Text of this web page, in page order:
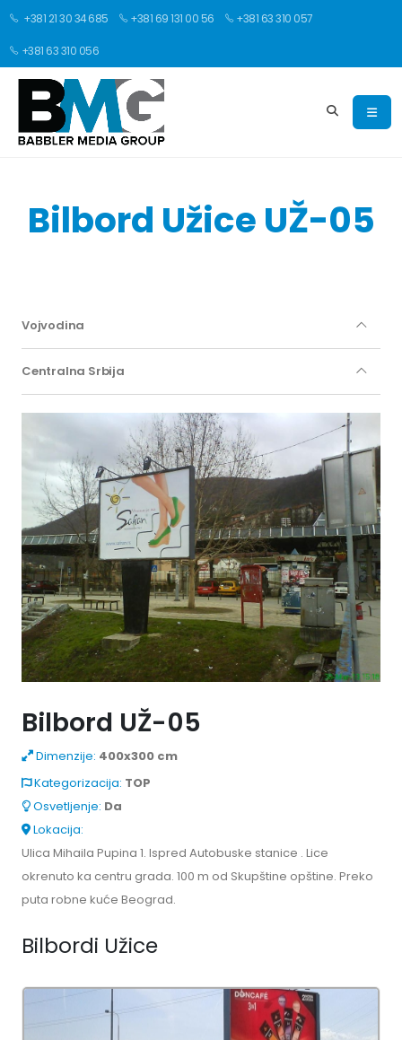
+381 21 30 34 685 +381 69 131 00 56 +381 63 310 057
+381 63 310 056
Bilbord Užice UŽ-05
Vojvodina
Centralna Srbija
Bilbord UŽ-05
Dimenzije: 400x300 cm
Kategorizacija: TOP
Osvetljenje: Da
Lokacija:
Ulica Mihaila Pupina 1. Ispred Autobuske stanice . Lice
okrenuto ka centru grada. 100 m od Skupštine opštine. Preko
puta robne kuće Beograd.
Bilbordi Užice